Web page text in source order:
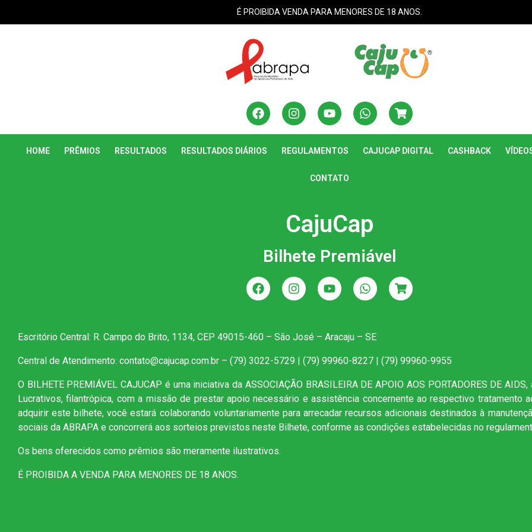
É PROIBIDA VENDA PARA MENORES DE 18 ANOS.
HOME PRÊMIOS RESULTADOS RESULTADOS DIÁRIOS REGULAMENTOS CAJUCAP DIGITAL CASHBACK
CONTATO
CajuCap
Bilhete Premiável
Escritório Central: R. Campo do Brito, 1134, CEP 49015-460 – São José – Aracaju – SE
Central de Atendimento: contato@cajucap.com.br – (79) 3022-5729 | (79) 99960-8227 | (79) 99960-9955
O BILHETE PREMIÁVEL CAJUCAP é uma iniciativa da ASSOCIAÇÃO BRASILEIRA DE APOIO AOS PORTADORES DE
Lucrativos, filantrópica, com a missão de prestar apoio necessário e assistência concernente ao respectivo tratamento
adquirir este bilhete, você estará colaborando voluntariamente para arrecadar recursos adicionais destinados à
sociais da ABRAPA e concorrerá aos sorteios previstos neste Bilhete, conforme as condições estabelecidas no
Os bens oferecidos como prêmios são meramente ilustrativos.
É PROIBIDA A VENDA PARA MENORES DE 18 ANOS.